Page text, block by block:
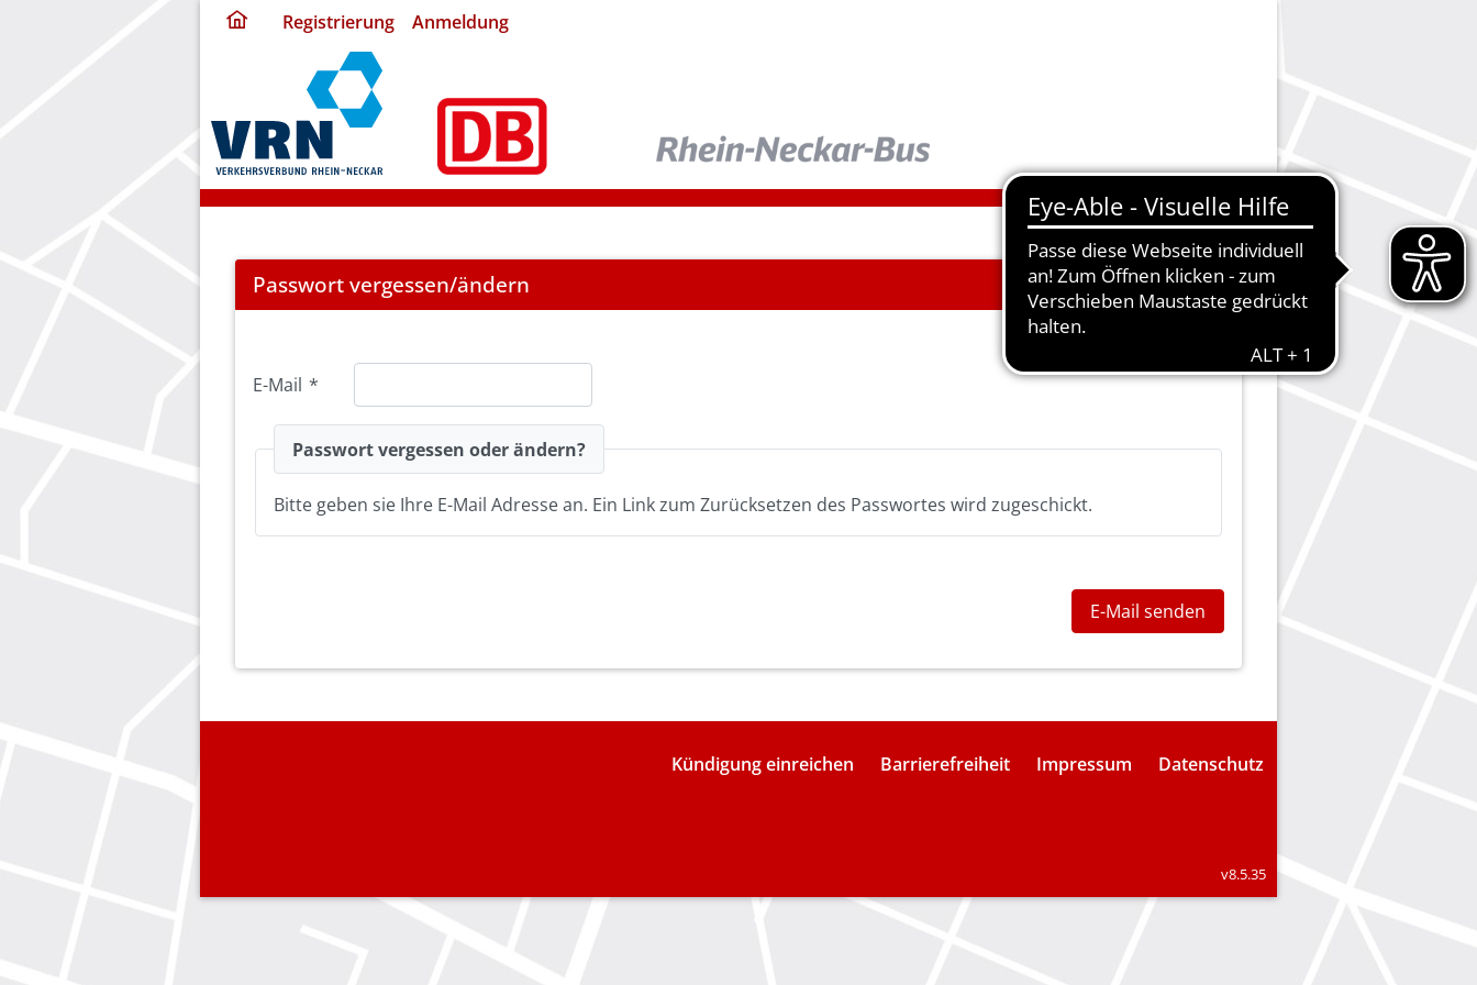
ding Registrierung Anmeldung
Password
Forgotten
Passwort vergessen/ändern
E-Mail *
Passwort vergessen oder ändern?
Bitte geben sie Ihre E-Mail Adresse an. Ein Link zum Zurücksetzen des Passwortes wird zugeschickt.
E-Mail senden
Kündigung einreichen Barrierefreiheit Impressum Datenschutz
v8.5.35